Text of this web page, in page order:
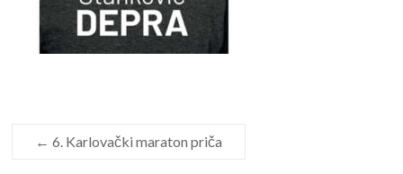
← 6. Karlovački maraton priča